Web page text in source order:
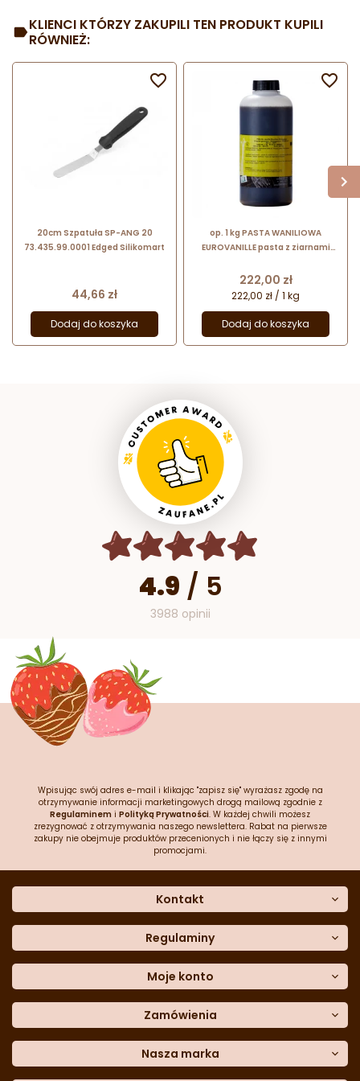
KLIENCI KTÓRZY ZAKUPILI TEN PRODUKT KUPILI
RÓWNIEŻ:
20cm Szpatuła SP-ANG 20
73.435.99.0001 Edged Silikomart
Cena
44,66 zł
Dodaj do koszyka

op. 1 kg PASTA WANILIOWA
EUROVANILLE pasta z ziarnami
Cena
222,00 zł
222,00 zł / 1 kg
Dodaj do koszyka

4.9 / 5
3988 opinii
Wpisując swój adres e-mail i klikając "zapisz się" wyrażasz zgodę na
otrzymywanie informacji marketingowych drogą mailową zgodnie z
Regulaminem i Polityką Prywatności. W każdej chwili możesz
zrezygnować z otrzymywania naszego newslettera. Rabat na pierwsze
zakupy nie obejmuje produktów przecenionych i nie łączy się z innymi
promocjami.
Kontakt
Dane kontaktowe
Często zadawane pytania
Sklep stacjonarny
Formularz kontaktowy
Blog
telefon:601 767 272
Regulaminy
Polityka prywatności
Polityka cookies
Polityka reklamacji
Polityka zwrotów
Dostępność cyfrowa
Moje konto
Moje dane
Historia zamówień
Lista ulubionych
Moje rabaty
Zamówienia
Metody płatności
Dane do przelewu
Nasza marka